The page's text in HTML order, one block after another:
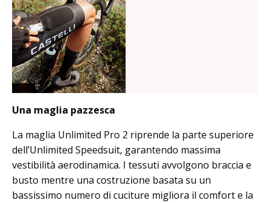
Una maglia pazzesca
La maglia Unlimited Pro 2 riprende la parte superiore
dell’Unlimited Speedsuit, garantendo massima
vestibilità aerodinamica. I tessuti avvolgono braccia e
busto mentre una costruzione basata su un
bassissimo numero di cuciture migliora il comfort e la